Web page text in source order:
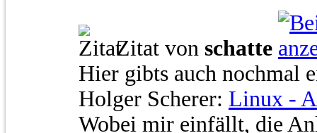
Zitat von schatte
Hier gibts auch nochmal
Holger Scherer: Linux -
Wobei mir einfällt, die